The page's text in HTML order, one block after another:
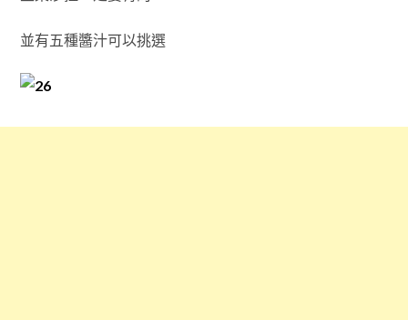
並有五種醬汁可以挑選